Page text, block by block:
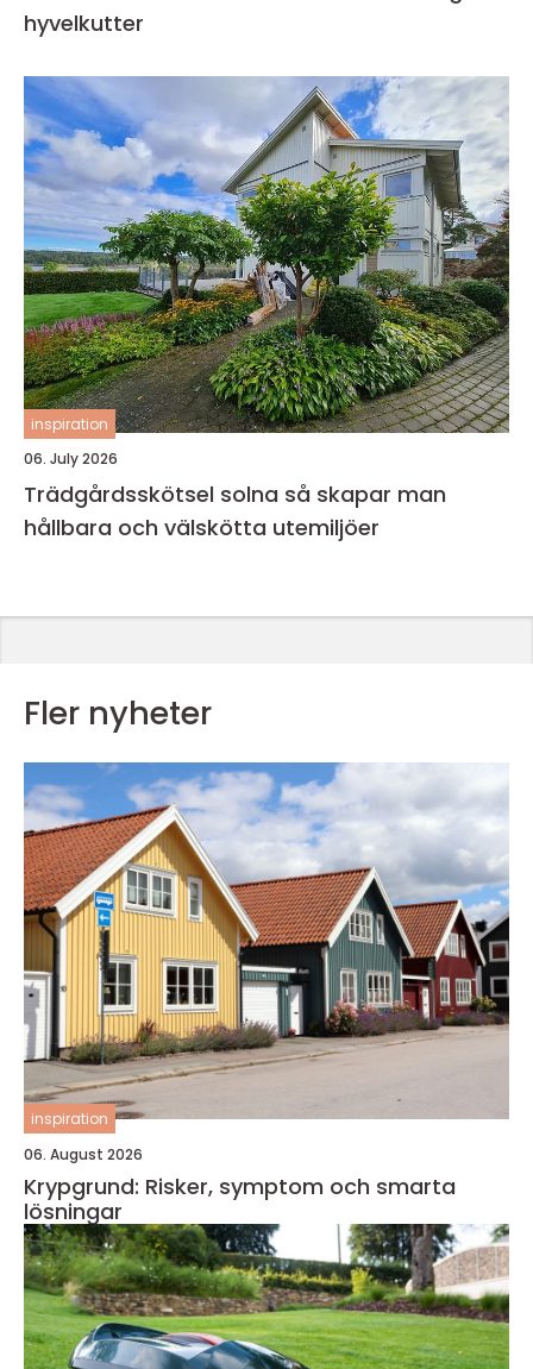
hyvelkutter
inspiration
06. July 2026
Trädgårdsskötsel solna så skapar man
hållbara och välskötta utemiljöer
Fler nyheter
inspiration
06. August 2026
Krypgrund: Risker, symptom och smarta
lösningar